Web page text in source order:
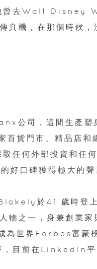
曾去Walt Disney
真機，在那個時候
公司，這間生產塑
貨門市、精品店和
任何外部投資和任
好口碑獲得極大的聲
於41 歲時登
之一，身兼創業家
為世界Forbes富豪
，目前在LinkedIn